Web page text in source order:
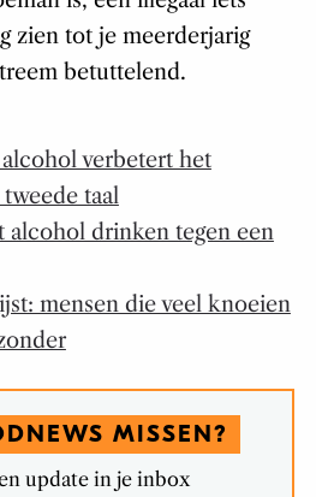
zien tot je meerderjarig
betuttelend.
verbetert het
taal
alcohol drinken tegen een
mensen die veel knoeien
MISSEN?
update in je inbox